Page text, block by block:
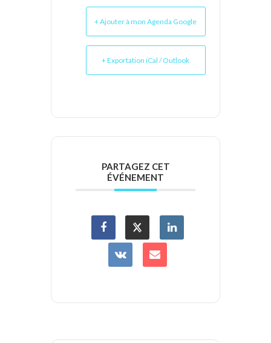
+ Ajouter à mon Agenda Google
+ Exportation iCal / Outlook
PARTAGEZ CET
ÉVÉNEMENT